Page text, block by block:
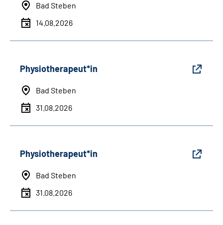
Bad Steben
14.08.2026
Physiotherapeut*in
Bad Steben
31.08.2026
Physiotherapeut*in
Bad Steben
31.08.2026